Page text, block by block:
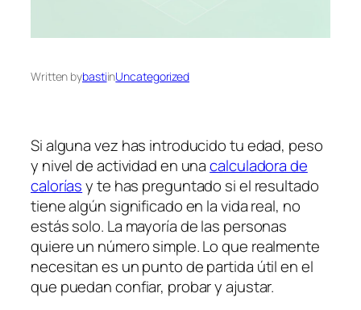
Written bybastiinUncategorized
Si alguna vez has introducido tu edad, peso
y nivel de actividad en unacalculadora de
caloríasy te has preguntado si el resultado
tiene algún significado en la vida real, no
estás solo. La mayoría de las personas
quiere un número simple. Lo que realmente
necesitan es un punto de partida útil en el
que puedan confiar, probar y ajustar.